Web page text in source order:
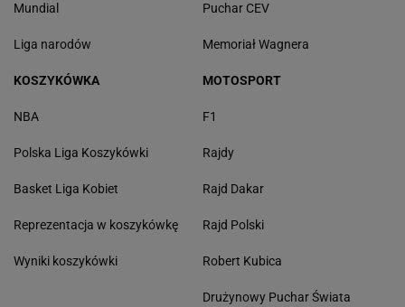
Mundial
Liga narodów
Puchar CEV
Memoriał Wagnera
KOSZYKÓWKA
NBA
Polska Liga Koszykówki
Basket Liga Kobiet
Reprezentacja w koszykówkę
Wyniki koszykówki
MOTOSPORT
F1
Rajdy
Rajd Dakar
Rajd Polski
Robert Kubica
Drużynowy Puchar Świata